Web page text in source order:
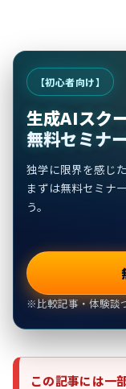
【初心者向け】
生成AIスク
無料セミナ
独学に限界を感じ
まずは無料セミナ
う。
※比較記事・体験談
この記事には一